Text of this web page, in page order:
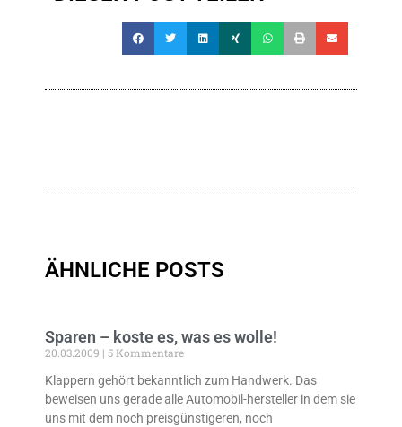
ÄHNLICHE POSTS
Sparen – koste es, was es wolle!
20.03.2009
5 Kommentare
Klappern gehört bekanntlich zum Handwerk. Das
beweisen uns gerade alle Automobil-hersteller in dem sie
uns mit dem noch preisgünstigeren, noch